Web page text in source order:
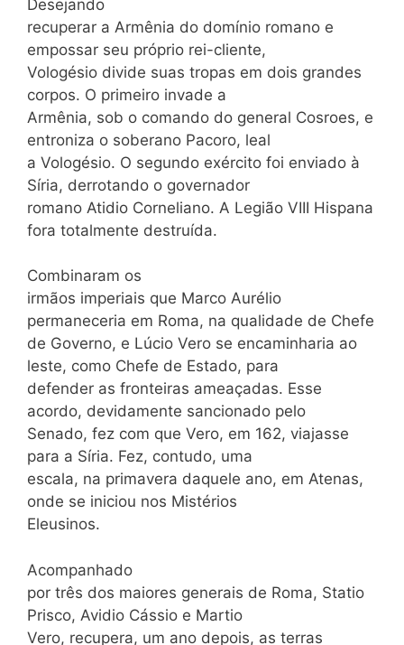
Desejando
recuperar a Armênia do domínio romano e
empossar seu próprio rei-cliente,
Vologésio divide suas tropas em dois grandes
corpos. O primeiro invade a
Armênia, sob o comando do general Cosroes, e
entroniza o soberano Pacoro, leal
a Vologésio. O segundo exército foi enviado à
Síria, derrotando o governador
romano Atidio Corneliano. A Legião VIII Hispana
fora totalmente destruída.
Combinaram os
irmãos imperiais que Marco Aurélio
permaneceria em Roma, na qualidade de Chefe
de Governo, e Lúcio Vero se encaminharia ao
leste, como Chefe de Estado, para
defender as fronteiras ameaçadas. Esse
acordo, devidamente sancionado pelo
Senado, fez com que Vero, em 162, viajasse
para a Síria. Fez, contudo, uma
escala, na primavera daquele ano, em Atenas,
onde se iniciou nos Mistérios
Eleusinos.
Acompanhado
por três dos maiores generais de Roma, Statio
Prisco, Avidio Cássio e Martio
Vero, recupera, um ano depois, as terras